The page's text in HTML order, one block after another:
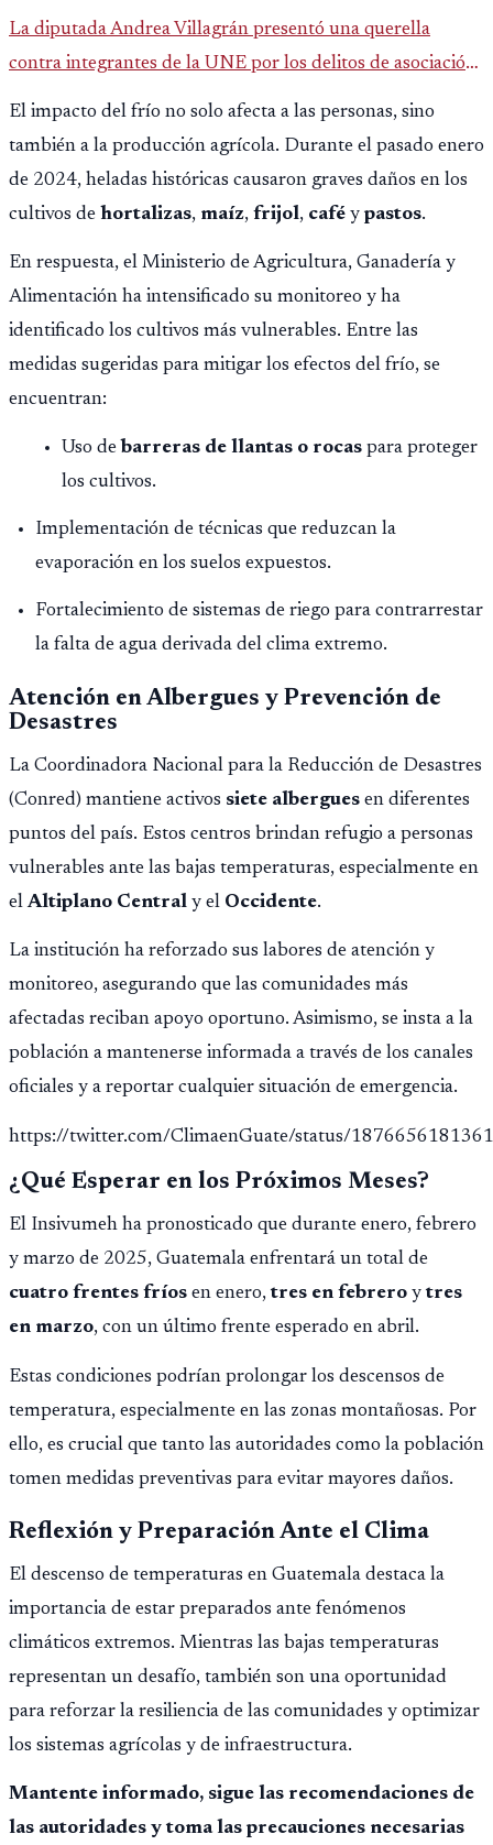
La diputada Andrea Villagrán presentó una querella
contra integrantes de la UNE por los delitos de asociación
El impacto del frío no solo afecta a las personas, sino
también a la producción agrícola. Durante el pasado enero
de 2024, heladas históricas causaron graves daños en los
cultivos de hortalizas, maíz, frijol, café y pastos.
En respuesta, el Ministerio de Agricultura, Ganadería y
Alimentación ha intensificado su monitoreo y ha
identificado los cultivos más vulnerables. Entre las
medidas sugeridas para mitigar los efectos del frío, se
encuentran:
Uso de barreras de llantas o rocas para proteger
los cultivos.
Implementación de técnicas que reduzcan la
evaporación en los suelos expuestos.
Fortalecimiento de sistemas de riego para contrarrestar
la falta de agua derivada del clima extremo.
Atención en Albergues y Prevención de
Desastres
La Coordinadora Nacional para la Reducción de Desastres
(Conred) mantiene activos siete albergues en diferentes
puntos del país. Estos centros brindan refugio a personas
vulnerables ante las bajas temperaturas, especialmente en
elAltiplano Central y el Occidente.
La institución ha reforzado sus labores de atención y
monitoreo, asegurando que las comunidades más
afectadas reciban apoyo oportuno. Asimismo, se insta a la
población a mantenerse informada a través de los canales
oficiales y a reportar cualquier situación de emergencia.
https://twitter.com/ClimaenGuate/status/
¿Qué Esperar en los Próximos Meses?
El Insivumeh ha pronosticado que durante enero, febrero
y marzo de 2025, Guatemala enfrentará un total de
cuatro frentes fríos en enero,tres en febrero ytres
en marzo, con un último frente esperado en abril.
Estas condiciones podrían prolongar los descensos de
temperatura, especialmente en las zonas montañosas. Por
ello, es crucial que tanto las autoridades como la población
tomen medidas preventivas para evitar mayores daños.
Reflexión y Preparación Ante el Clima
El descenso de temperaturas en Guatemala destaca la
importancia de estar preparados ante fenómenos
climáticos extremos. Mientras las bajas temperaturas
representan un desafío, también son una oportunidad
para reforzar la resiliencia de las comunidades y optimizar
los sistemas agrícolas y de infraestructura.
Mantente informado, sigue las recomendaciones de
las autoridades y toma las precauciones necesarias